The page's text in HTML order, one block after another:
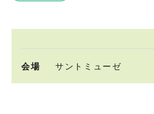
会場 サントミューゼ